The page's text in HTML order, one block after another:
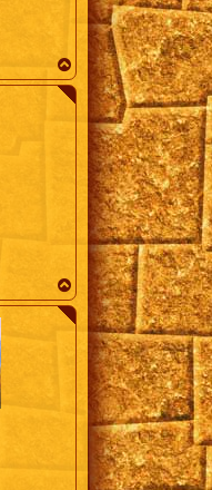
a
u
a
u